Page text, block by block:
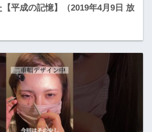
平成の記憶】（2019年4月9日 放